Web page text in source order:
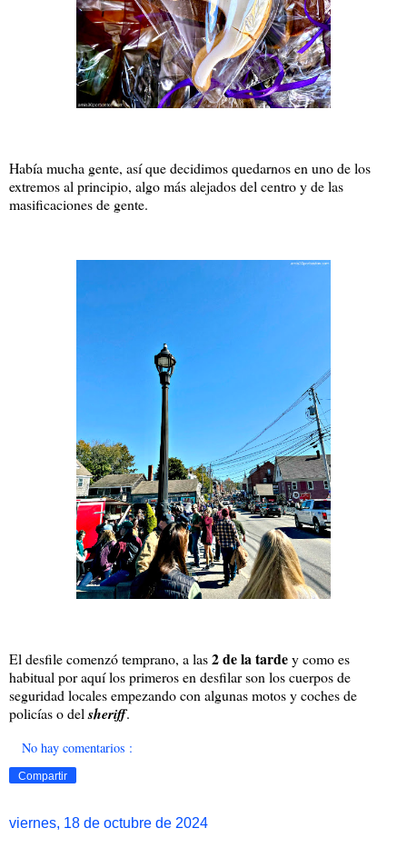
Había mucha gente, así que decidimos quedarnos en uno de los
extremos al principio, algo más alejados del centro y de las
masificaciones de gente.
El desfile comenzó temprano, a las2 de la tardey como es
habitual por aquí los primeros en desfilar son los cuerpos de
seguridad locales empezando con algunas motos y coches de
policías o del sheriff.
No hay comentarios :
Compartir
viernes, 18 de octubre de 2024